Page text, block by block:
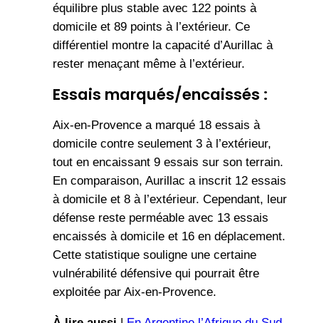
équilibre plus stable avec 122 points à
domicile et 89 points à l’extérieur. Ce
différentiel montre la capacité d’Aurillac à
rester menaçant même à l’extérieur.
Essais marqués/encaissés :
Aix-en-Provence a marqué 18 essais à
domicile contre seulement 3 à l’extérieur,
tout en encaissant 9 essais sur son terrain.
En comparaison, Aurillac a inscrit 12 essais
à domicile et 8 à l’extérieur. Cependant, leur
défense reste perméable avec 13 essais
encaissés à domicile et 16 en déplacement.
Cette statistique souligne une certaine
vulnérabilité défensive qui pourrait être
exploitée par Aix-en-Provence.